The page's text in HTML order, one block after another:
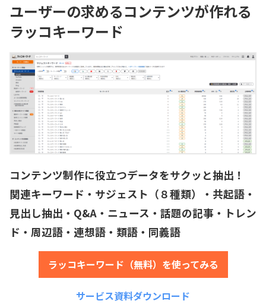
ユーザーの求めるコンテンツが作れる
ラッコキーワード
コンテンツ制作に役立つデータをサクッと抽出！
関連キーワード・サジェスト（８種類）・共起語・
見出し抽出・Q&A・ニュース・話題の記事・トレン
ド・周辺語・連想語・類語・同義語
ラッコキーワード（無料）を使ってみる
サービス資料ダウンロード